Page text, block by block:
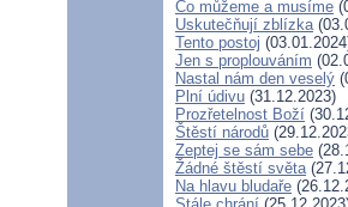
Co můžeme a musíme
Uskutečňují zblízka
Tento postoj
Jen s proplouváním
Nastal nám den veselý
Plní údivu (31.12.2023)
Prozřetelnost Boží
Štěstí národů
Zeptej se sám sebe
Žádné štěstí světa
Na hlavu bludaře